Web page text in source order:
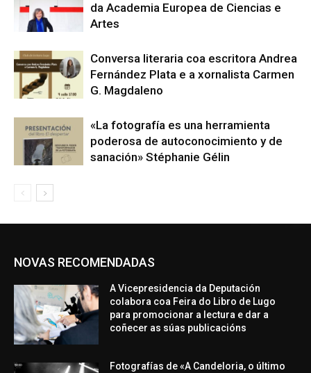
da Academia Europea de Ciencias e
Artes
Conversa literaria coa escritora Andrea
Fernández Plata e a xornalista Carmen
G. Magdaleno
«La fotografía es una herramienta
poderosa de autoconocimiento y de
sanación» Stéphanie Gélin
NOVAS RECOMENDADAS
A Vicepresidencia da Deputación
colabora coa Feira do Libro de Lugo
para promocionar a lectura e dar a
coñecer as súas publicacións
Fotografías de «A Candeloria, o último